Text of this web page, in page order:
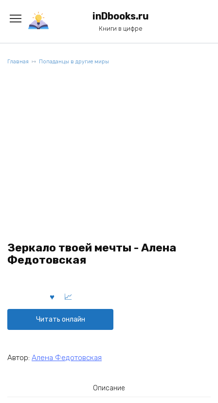
содержанию
inDbooks.ru
Книги в цифре
Главная Попаданцы в другие миры
Зеркало твоей мечты - Алена
Федотовская
Читать онлайн
Автор: Алена Федотовская
Описание